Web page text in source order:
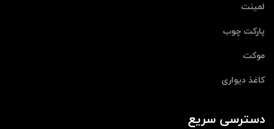
لمینت
پارکت چوب
موکت
کاغذ دیواری
دسترسی سریع